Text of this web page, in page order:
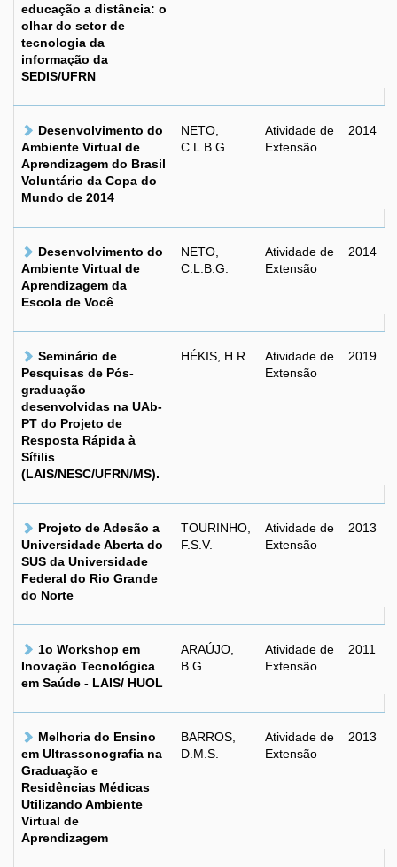
educação a distância: o
olhar do setor de
tecnologia da
informação da
SEDIS/UFRN
Desenvolvimento do
Ambiente Virtual de
Aprendizagem do Brasil
Voluntário da Copa do
Mundo de 2014
NETO,
C.L.B.G.
Atividade de
Extensão
2014
Desenvolvimento do
Ambiente Virtual de
Aprendizagem da
Escola de Você
NETO,
C.L.B.G.
Atividade de
Extensão
2014
Seminário de
Pesquisas de Pós-
graduação
desenvolvidas na UAb-
PT do Projeto de
Resposta Rápida à
Sífilis
(LAIS/NESC/UFRN/MS).
HÉKIS, H.R.
Atividade de
Extensão
2019
Projeto de Adesão a
Universidade Aberta do
SUS da Universidade
Federal do Rio Grande
do Norte
TOURINHO,
F.S.V.
Atividade de
Extensão
2013
1o Workshop em
Inovação Tecnológica
em Saúde - LAIS/ HUOL
ARAÚJO,
B.G.
Atividade de
Extensão
2011
Melhoria do Ensino
em Ultrassonografia na
Graduação e
Residências Médicas
Utilizando Ambiente
Virtual de
Aprendizagem
BARROS,
D.M.S.
Atividade de
Extensão
2013